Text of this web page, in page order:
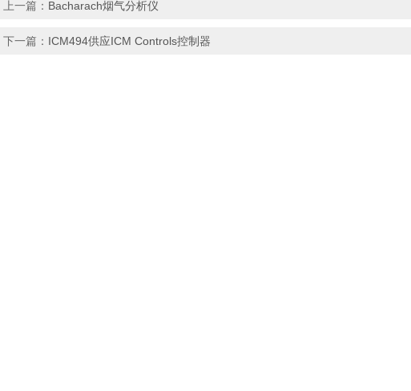
上一篇： Bacharach烟气分析仪
下一篇： ICM494供应ICM Controls控制器